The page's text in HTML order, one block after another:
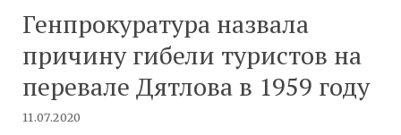
Генпрокуратура назвала
причину гибели туристов на
перевале Дятлова в 1959 году
11.07.2020